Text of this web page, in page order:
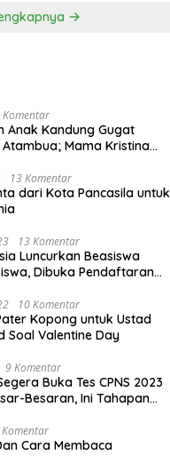
Komentar
Anak Kandung Gugat
Atambua; Mama Kristina
13 Komentar
dari Kota Pancasila untuk
13 Komentar
Luncurkan Beasiswa
Dibuka Pendaftaran
10 Komentar
Kopong untuk Ustad
Soal Valentine Day
9 Komentar
Buka Tes CPNS 2023
Besaran, Ini Tahapan
Cara Membaca